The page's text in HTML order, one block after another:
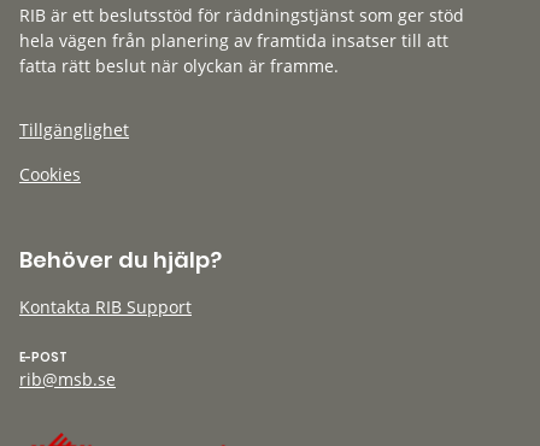
RIB är ett beslutsstöd för räddningstjänst som ger stöd
hela vägen från planering av framtida insatser till att
fatta rätt beslut när olyckan är framme.
Tillgänglighet
Cookies
Behöver du hjälp?
Kontakta RIB Support
E-POST
rib@msb.se